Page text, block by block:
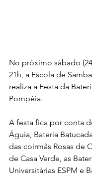
No próximo sábado
21h, a Escola de
realiza a Festa da
Pompéia.
A festa fica por conta
Águia, Bateria
das coirmãs Rosas de
de Casa Verde, as
Universitárias ESPM e